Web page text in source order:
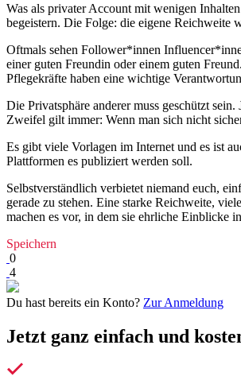
Was als privater Account mit wenigen
begeistern. Die Folge: die eigene Reichweite
Oftmals sehen Follower*innen
einer guten Freundin oder einem guten
Pflegekräfte haben eine wichtige
Die Privatsphäre anderer muss geschützt
Zweifel gilt immer: Wenn man sich nicht
Es gibt viele Vorlagen im Internet und es ist
Plattformen es publiziert werden soll.
Selbstverständlich verbietet niemand euch,
gerade zu stehen. Eine starke Reichweite,
machen es vor, in dem sie ehrliche Einblicke
Speichern
0
4
Du hast bereits ein Konto? Zur Anmeldung
Jetzt ganz einfach und